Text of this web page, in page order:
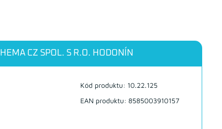
CZ SPOL. S R.O. HODONÍN
Kód produktu: 10.22.125
EAN produktu: 8585003910157